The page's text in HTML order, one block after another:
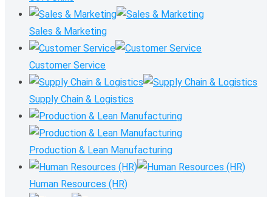
Sales & Marketing
Customer Service
Supply Chain & Logistics
Production & Lean Manufacturing
Human Resources (HR)